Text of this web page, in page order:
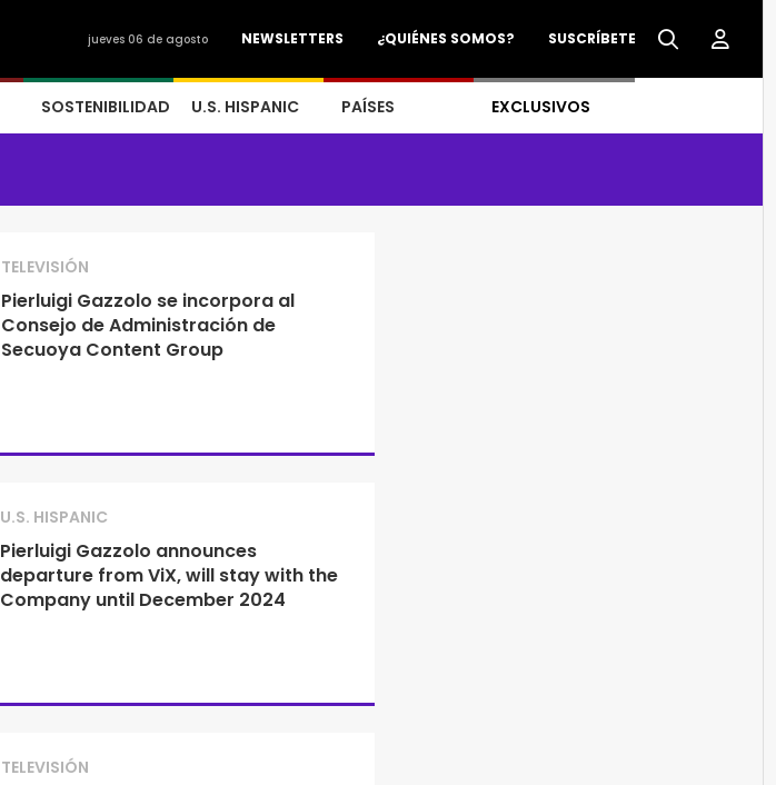
SUSCRÍBETE
¿QUIÉNES SOMOS?
NEWSLETTERS
jueves 06 de agosto
SOSTENIBILIDAD U.S. HISPANIC PAÍSES EXCLUSIVOS
TELEVISIÓN
Pierluigi Gazzolo se incorpora al
Consejo de Administración de
Secuoya Content Group
U.S. HISPANIC
Pierluigi Gazzolo announces
departure from ViX, will stay with the
Company until December 2024
TELEVISIÓN